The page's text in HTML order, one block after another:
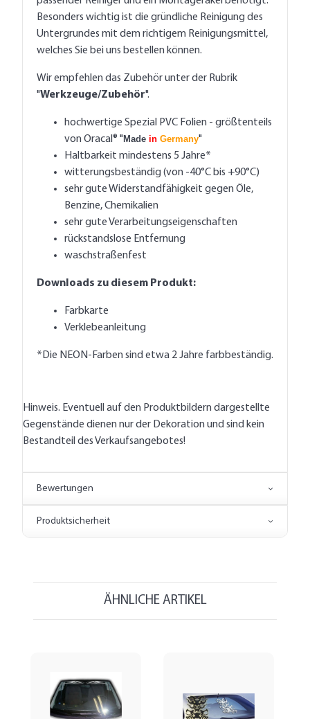
Besonders wichtig ist die gründliche Reinigung des
Untergrundes mit dem richtigem Reinigungsmittel,
welches Sie bei uns bestellen können.
Wir empfehlen das Zubehör unter der Rubrik
"Werkzeuge/Zubehör".
hochwertige Spezial PVC Folien - größtenteils
von Oracal® " Made in Germany"
Haltbarkeit mindestens 5 Jahre*
witterungsbeständig (von -40°C bis +90°C)
sehr gute Widerstandfähigkeit gegen Öle,
Benzine, Chemikalien
sehr gute Verarbeitungseigenschaften
rückstandslose Entfernung
waschstraßenfest
Downloads zu diesem Produkt:
Farbkarte
Verklebeanleitung
*Die NEON-Farben sind etwa 2 Jahre farbbeständig.
Hinweis. Eventuell auf den Produktbildern dargestellte
Gegenstände dienen nur der Dekoration und sind kein
Bestandteil des Verkaufsangebotes!
Bewertungen
Produktsicherheit
ÄHNLICHE ARTIKEL